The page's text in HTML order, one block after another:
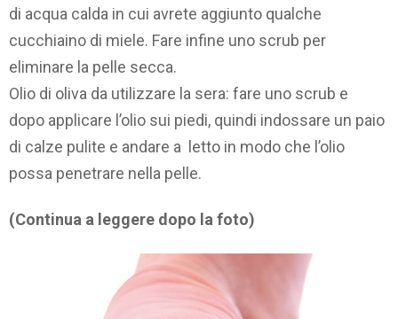
di acqua calda in cui avrete aggiunto qualche
cucchiaino di miele. Fare infine uno scrub per
eliminare la pelle secca.
Olio di oliva da utilizzare la sera: fare uno scrub e
dopo applicare l’olio sui piedi, quindi indossare un paio
di calze pulite e andare a letto in modo che l’olio
possa penetrare nella pelle.
(Continua a leggere dopo la foto)